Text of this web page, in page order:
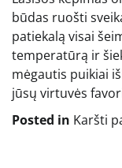
būdas ruošti
patiekalą visai
temperatūrą ir
mėgautis puikiai
jūsų virtuvės
Posted in Karšti